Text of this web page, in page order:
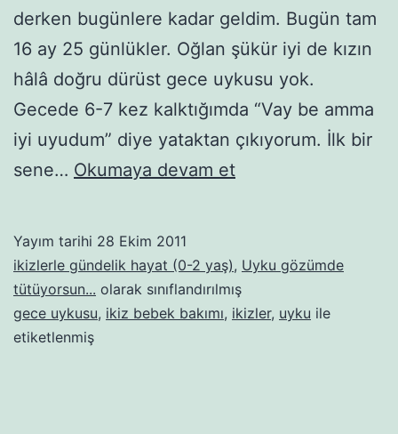
derken bugünlere kadar geldim. Bugün tam
16 ay 25 günlükler. Oğlan şükür iyi de kızın
hâlâ doğru dürüst gece uykusu yok.
Gecede 6-7 kez kalktığımda “Vay be amma
iyi uyudum” diye yataktan çıkıyorum. İlk bir
sene… Okumaya devam etYoo
uykusuzum
Yayım tarihi 28 Ekim 2011
ikizlerle gündelik hayat (0-2 yaş), Uyku gözümde
tütüyorsun... olarak sınıflandırılmış
gece uykusu, ikiz bebek bakımı, ikizler, uyku ile
etiketlenmiş